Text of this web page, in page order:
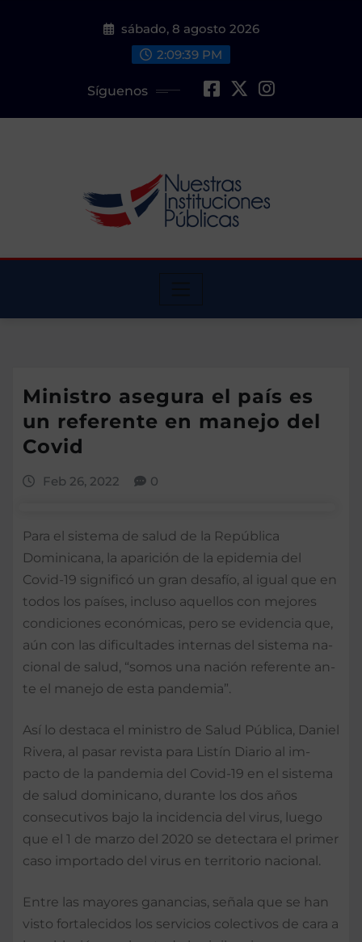
sábado, 8 agosto 2026
2:09:40 PM
Síguenos
Ministro asegura el país es
un referente en manejo del
Covid
Feb 26, 2022 0
Para el sistema de salud de la Re­pública
Dominicana, la aparición de la epidemia del
Covid-19 significó un gran desafío, al igual que en
todos los países, inclu­so aquellos con mejores
condiciones económicas, pero se evidencia que,
aún con las dificultades internas del sistema na­
cional de salud, “somos una nación referente an­
te el manejo de esta pan­demia”.
Así lo destaca el ministro de Salud Pública, Daniel
Rivera, al pasar revista para Listín Diario al im­
pacto de la pandemia del Covid-19 en el sistema
de salud dominicano, du­rante los dos años
conse­cutivos bajo la incidencia del virus, luego
que el 1 de marzo del 2020 se de­tectara el primer
caso im­portado del virus en terri­torio nacional.
Entre las mayores ganan­cias, señala que se han
visto fortalecidos los ser­vicios colectivos de cara a